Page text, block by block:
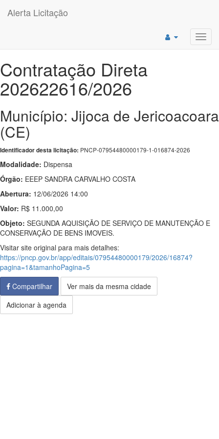
Alerta Licitação
Contratação Direta
202622616/2026
Município: Jijoca de Jericoacoara
(CE)
Identificador desta licitação: PNCP-07954480000179-1-016874-2026
Modalidade: Dispensa
Órgão: EEEP SANDRA CARVALHO COSTA
Abertura: 12/06/2026 14:00
Valor: R$ 11.000,00
Objeto: SEGUNDA AQUISIÇÃO DE SERVIÇO DE MANUTENÇÃO E
CONSERVAÇÃO DE BENS IMOVEIS.
Visitar site original para mais detalhes:
https://pncp.gov.br/app/editais/07954480000179/2026/16874?
pagina=1&tamanhoPagina=5
Compartilhar
Ver mais da mesma cidade
Adicionar à agenda